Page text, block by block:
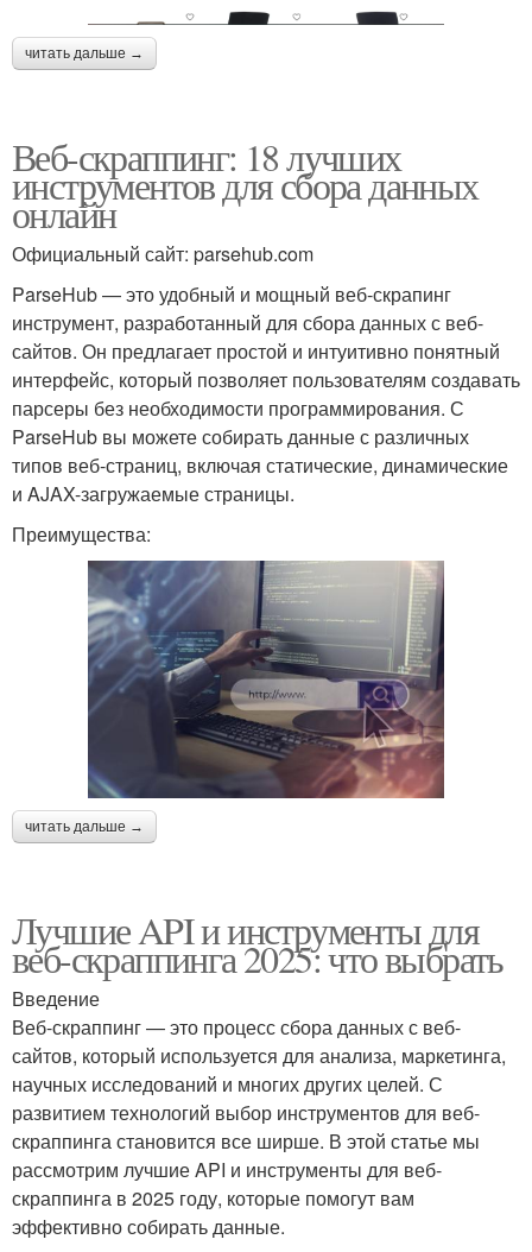
читать дальше →
Веб-скраппинг: 18 лучших
инструментов для сбора данных
онлайн
Официальный сайт: parsehub.com
ParseHub — это удобный и мощный веб-скрапинг
инструмент, разработанный для сбора данных с веб-
сайтов. Он предлагает простой и интуитивно понятный
интерфейс, который позволяет пользователям создавать
парсеры без необходимости программирования. С
ParseHub вы можете собирать данные с различных
типов веб-страниц, включая статические, динамические
и AJAX-загружаемые страницы.
Преимущества:
читать дальше →
Лучшие API и инструменты для
веб-скраппинга 2025: что выбрать
Введение
Веб-скраппинг — это процесс сбора данных с веб-
сайтов, который используется для анализа, маркетинга,
научных исследований и многих других целей. С
развитием технологий выбор инструментов для веб-
скраппинга становится все ширше. В этой статье мы
рассмотрим лучшие API и инструменты для веб-
скраппинга в 2025 году, которые помогут вам
эффективно собирать данные.